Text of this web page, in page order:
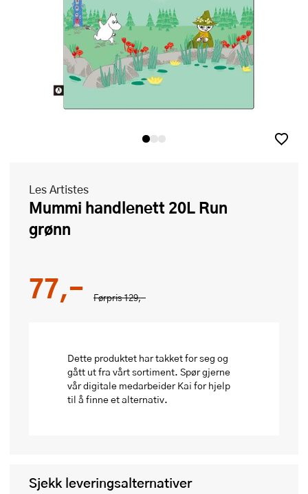
Les Artistes
Mummi handlenett 20L Run
grønn
Førpris129,-
77,-
Dette produktet har takket for seg og
gått ut fra vårt sortiment. Spør gjerne
vår digitale medarbeider Kai for hjelp
til å finne et alternativ.
Sjekk leveringsalternativer